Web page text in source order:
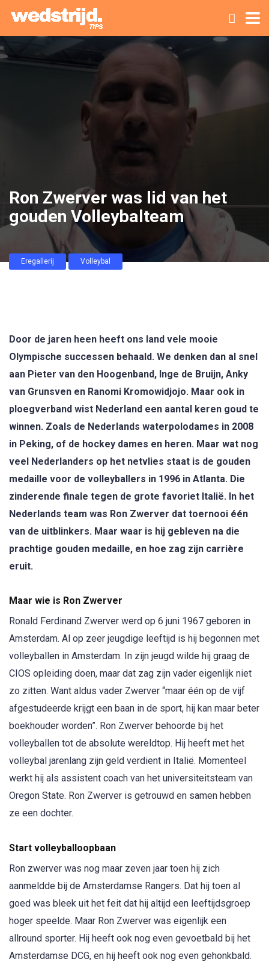
Ron Zwerver was lid van het
gouden Volleybalteam
Eregallerij Volleybal
Door de jaren heen heeft ons land vele mooie
Olympische successen behaald. We denken dan al snel
aan Pieter van den Hoogenband, Inge de Bruijn, Anky
van Grunsven en Ranomi Kromowidjojo. Maar ook in
ploegverband wist Nederland een aantal keren goud te
winnen. Zoals de Nederlands waterpolodames in 2008
in Peking, of de hockey dames en heren. Maar wat nog
veel Nederlanders op het netvlies staat is de gouden
medaille voor de volleyballers in 1996 in Atlanta. Die
zinderende finale tegen de grote favoriet Italië. In het
Nederlands team was Ron Zwerver dat toernooi één
van de uitblinkers. Maar waar is hij gebleven na die
prachtige gouden medaille, en hoe zag zijn carrière
eruit.
Maar wie is Ron Zwerver
Ronald Ferdinand Zwerver werd op 6 juni 1967 geboren in
Amsterdam. Al op zeer jeugdige leeftijd is hij begonnen met
volleyballen in Amsterdam. In zijn jeugd wilde hij graag de
CIOS opleiding doen, maar dat zag zijn vader eigenlijk niet
zo zitten. Want aldus vader Zwerver “maar één op de vijf
afgestudeerde krijgt een baan in de sport, hij kan maar beter
boekhouder worden”. Ron Zwerver behoorde bij het
volleyballen tot de absolute wereldtop. Hij heeft met het
volleybal jarenlang zijn geld verdient in Italië. Momenteel
werkt hij als assistent coach van het universiteitsteam van
Oregon State. Ron Zwerver is getrouwd en samen hebben
ze een dochter.
Start volleyballoopbaan
Ron zwerver was nog maar zeven jaar toen hij zich
aanmeldde bij de Amsterdamse Rangers. Dat hij toen al
goed was bleek uit het feit dat hij altijd een leeftijdsgroep
hoger speelde. Maar Ron Zwerver was eigenlijk een
allround sporter. Hij heeft ook nog even gevoetbald bij het
Amsterdamse DCG, en hij heeft ook nog even gehonkbald.